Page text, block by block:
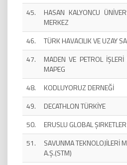
45.
HASAN KALYONCU
MERKEZ
46.
TÜRK HAVACILIK VE UZAY
47.
MADEN VE PETROL
MAPEG
48.
KODLUYORUZ DERNEĞİ
49.
DECATHLON TÜRKİYE
50.
ERUSLU GLOBAL
51.
SAVUNMA TEKNOLOJİLERİ
A.Ş.(STM)